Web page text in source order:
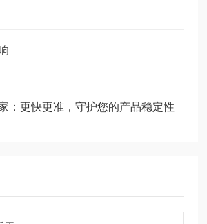
：更快更准，守护您的产品稳定性